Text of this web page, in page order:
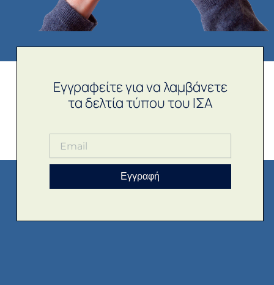
Εγγραφείτε για να λαμβάνετε
τα δελτία τύπου του ΙΣΑ
Εγγραφή